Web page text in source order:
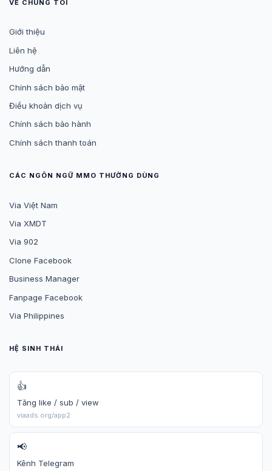
VỀ CHÚNG TÔI
Giới thiệu
Liên hệ
Hướng dẫn
Chính sách bảo mật
Điều khoản dịch vụ
Chính sách bảo hành
Chính sách thanh toán
CÁC NGÔN NGỮ MMO THƯỜNG DÙNG
Via Việt Nam
Via XMDT
Via 902
Clone Facebook
Business Manager
Fanpage Facebook
Via Philippines
HỆ SINH THÁI
👍
Tăng like / sub / view
viaads.org/app2
📢
Kênh Telegram